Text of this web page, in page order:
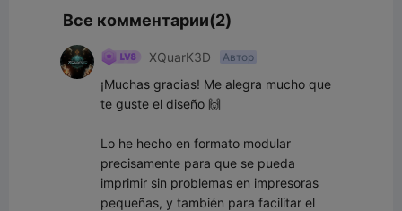
Все комментарии(2)
XQuarK3D Автор
¡Muchas gracias! Me alegra mucho que
te guste el diseño 🙌
Lo he hecho en formato modular
precisamente para que se pueda
imprimir sin problemas en impresoras
pequeñas, y también para facilitar el